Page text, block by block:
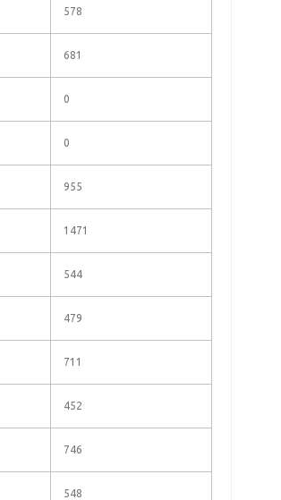
578
681
0
0
955
1471
544
479
711
452
746
548